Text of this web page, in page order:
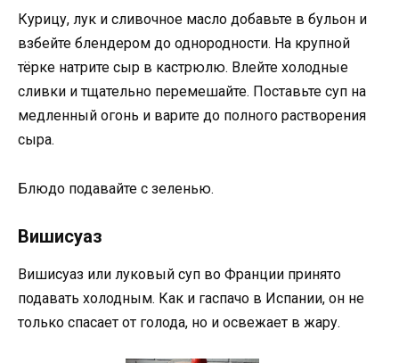
Курицу, лук и сливочное масло добавьте в бульон и
взбейте блендером до однородности. На крупной
тёрке натрите сыр в кастрюлю. Влейте холодные
сливки и тщательно перемешайте. Поставьте суп на
медленный огонь и варите до полного растворения
сыра.
Блюдо подавайте с зеленью.
Вишисуаз
Вишисуаз или луковый суп во Франции принято
подавать холодным. Как и гаспачо в Испании, он не
только спасает от голода, но и освежает в жару.